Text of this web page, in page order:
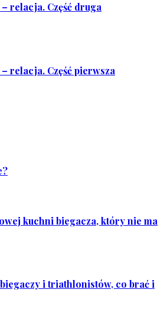
relacja. Część druga
relacja. Część pierwsza
kuchni biegacza, który nie ma
i triathlonistów, co brać i